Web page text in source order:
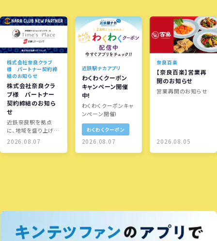
株式会社奈良クラブ
様 パートナー契約締
結のお知らせ
株式会社奈良クラ
ブ様 パートナー
契約締結のお知ら
せ
近鉄奈良駅を拠点
に、地域を盛り上げる
取り組みを展開しま
2026.08.07
近鉄駅ナカアプリ
わくわくクーポン
キャンペーン開催
中!
わくわくクーポンキャ
ンペーン開催!
わくわくクーポン
2026.08.07
奈良百楽
【奈良百楽】営業再
開のお知らせ
営業再開のお知らせ
2026.08.05